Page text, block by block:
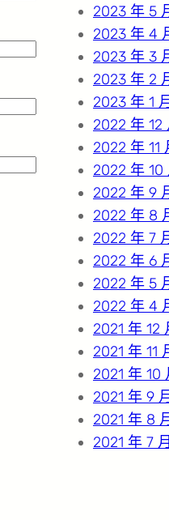
2023 年 5
2023 年 4
2023 年 3
2023 年 2
2023 年 1 月
2022 年 12
2022 年 11
2022 年 10
2022 年 9
2022 年 8
2022 年 7
2022 年 6
2022 年 5
2022 年 4
2021 年 12
2021 年 11
2021 年 10
2021 年 9 月
2021 年 8
2021 年 7 月